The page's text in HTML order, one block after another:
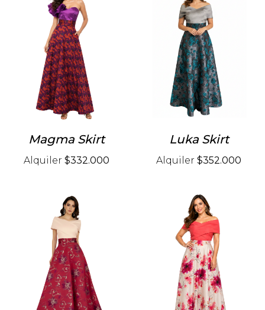
Magma Skirt
Alquiler $332.000
Luka Skirt
Alquiler $352.000